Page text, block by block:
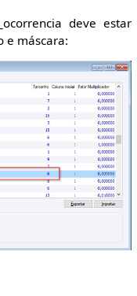
deve estar
e máscara: